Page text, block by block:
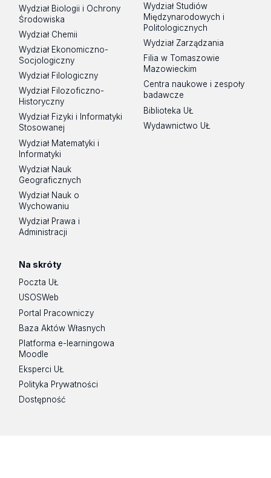
Wydział Biologii i Ochrony
Środowiska
Wydział Chemii
Wydział Ekonomiczno-
Socjologiczny
Wydział Filologiczny
Wydział Filozoficzno-
Historyczny
Wydział Fizyki i Informatyki
Stosowanej
Wydział Matematyki i
Informatyki
Wydział Nauk
Geograficznych
Wydział Nauk o
Wychowaniu
Wydział Prawa i
Administracji
Wydział Studiów
Międzynarodowych i
Politologicznych
Wydział Zarządzania
Filia w Tomaszowie
Mazowieckim
Centra naukowe i zespoły
badawcze
Biblioteka UŁ
Wydawnictwo UŁ
Na skróty
Poczta UŁ
USOSWeb
Portal Pracowniczy
Baza Aktów Własnych
Platforma e-learningowa
Moodle
Eksperci UŁ
Polityka Prywatności
Dostępność